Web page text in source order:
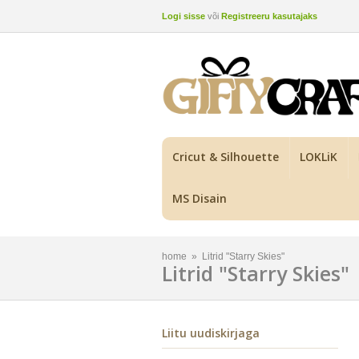
Logi sisse või Registreeru kasutajaks
Cricut & Silhouette LOKLiK
MS Disain
home » Litrid "Starry Skies"
Litrid "Starry Skies"
Liitu uudiskirjaga